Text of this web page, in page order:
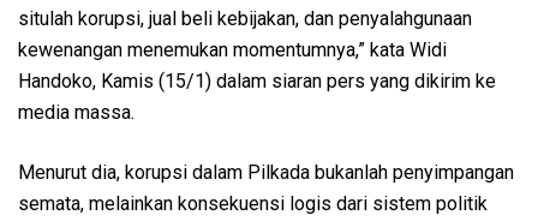
situlah korupsi, jual beli kebijakan, dan penyalahgunaan
kewenangan menemukan momentumnya,” kata Widi
Handoko, Kamis (15/1) dalam siaran pers yang dikirim ke
media massa.
Menurut dia, korupsi dalam Pilkada bukanlah penyimpangan
semata, melainkan konsekuensi logis dari sistem politik